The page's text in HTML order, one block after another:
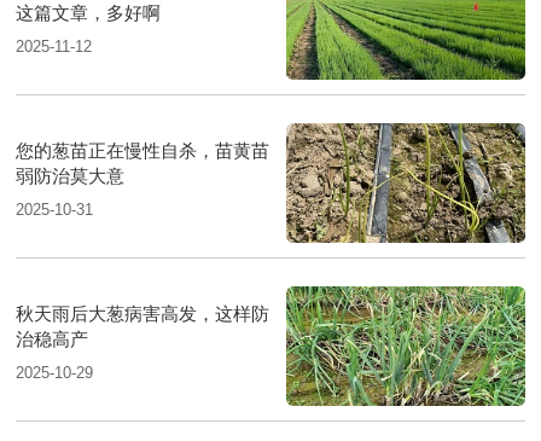
这篇文章，多好啊
2025-11-12
您的葱苗正在慢性自杀，苗黄苗
弱防治莫大意
2025-10-31
秋天雨后大葱病害高发，这样防
治稳高产
2025-10-29